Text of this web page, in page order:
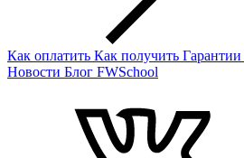
Как оплатить Как получить Гарантии
Новости Блог FWSchool